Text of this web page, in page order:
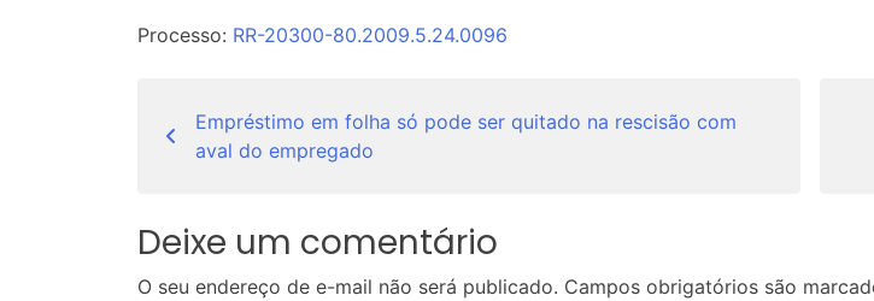
Processo: RR-20300-80.2009.5.24.0096
Navegação
de
Empréstimo em folha só pode ser quitado na rescisão com
aval do empregado
Deixe um comentário
O seu endereço de e-mail não será publicado. Campos obrigatórios são